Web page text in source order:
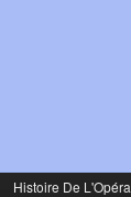
Histoire De L'Opéra